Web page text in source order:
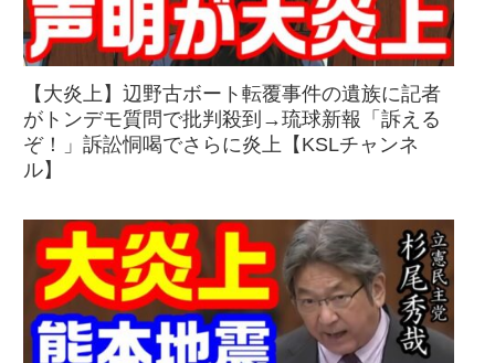
【大炎上】辺野古ボート転覆事件の遺族に記者
がトンデモ質問で批判殺到→琉球新報「訴える
ぞ！」訴訟恫喝でさらに炎上【KSLチャンネ
ル】